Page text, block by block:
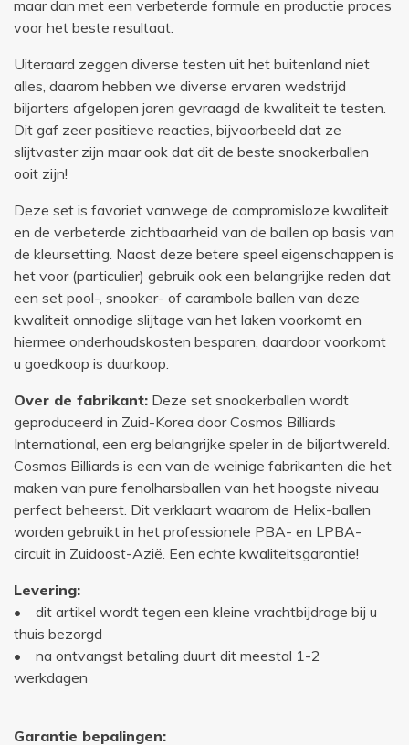
maar dan met een verbeterde formule en productie proces
voor het beste resultaat.
Uiteraard zeggen diverse testen uit het buitenland niet
alles, daarom hebben we diverse ervaren wedstrijd
biljarters afgelopen jaren gevraagd de kwaliteit te testen.
Dit gaf zeer positieve reacties, bijvoorbeeld dat ze
slijtvaster zijn maar ook dat dit de beste snookerballen
ooit zijn!
Deze set is favoriet vanwege de compromisloze kwaliteit
en de verbeterde zichtbaarheid van de ballen op basis van
de kleursetting. Naast deze betere speel eigenschappen is
het voor (particulier) gebruik ook een belangrijke reden dat
een set pool-, snooker- of carambole ballen van deze
kwaliteit onnodige slijtage van het laken voorkomt en
hiermee onderhoudskosten besparen, daardoor voorkomt
u goedkoop is duurkoop.
Over de fabrikant: Deze set snookerballen wordt
geproduceerd in Zuid-Korea door Cosmos Billiards
International, een erg belangrijke speler in de biljartwereld.
Cosmos Billiards is een van de weinige fabrikanten die het
maken van pure fenolharsballen van het hoogste niveau
perfect beheerst. Dit verklaart waarom de Helix-ballen
worden gebruikt in het professionele PBA- en LPBA-
circuit in Zuidoost-Azië. Een echte kwaliteitsgarantie!
Levering:
• dit artikel wordt tegen een kleine vrachtbijdrage bij u
thuis bezorgd
• na ontvangst betaling duurt dit meestal 1-2
werkdagen
Garantie bepalingen: